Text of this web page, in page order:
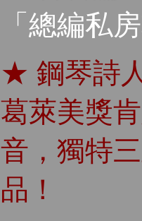
「總編私
★ 鋼琴詩
葛萊美獎
音，獨特
品！